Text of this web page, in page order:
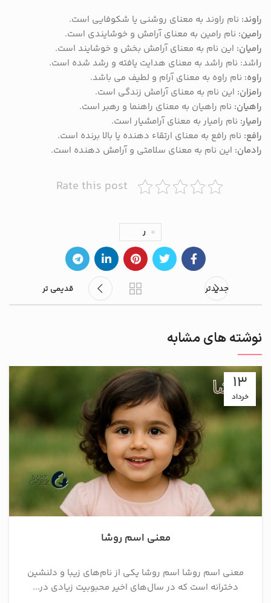
راوند: نام راوند به معنای روشنی یا شکوفایی است.
رامین: نام رامین به معنای آرامش و خوشایندی است.
رامیان: این نام به معنای آرامش بخش و خوشایند است.
راشد: نام راشد به معنای هدایت یافته و رشد شده است.
راوه: نام راوه به معنای آرام و لطیف می باشد.
رامزان: این نام به معنای آرامش زندگی است.
راهیان: نام راهیان به معنای راهنما و رهبر است.
رامیار: نام رامیار به معنای آرامشیار است.
رافع: نام رافع به معنای ارتقاء دهنده یا بالا برنده است.
رادمان: این نام به معنای سلامتی و آرامش دهنده است.
Rate this post
ر
جدیدتر قدیمی تر
نوشته های مشابه
13
خرداد
معنی اسم روشا
معنی اسم روشا اسم روشا یکی از نام‌های زیبا و دلنشین
دخترانه است که در سال‌های اخیر محبوبیت زیادی در...